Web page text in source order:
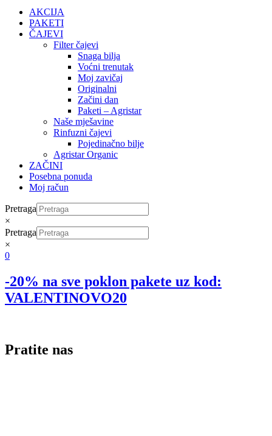
AKCIJA
PAKETI
ČAJEVI
Filter čajevi
Snaga bilja
Voćni trenutak
Moj zavičaj
Originalni
Začini dan
Paketi – Agristar
Naše mješavine
Rinfuzni čajevi
Pojedinačno bilje
Agristar Organic
ZAČINI
Posebna ponuda
Moj račun
Pretraga
×
Pretraga
×
0
-20% na sve poklon pakete uz kod:
VALENTINOVO20
Pratite nas